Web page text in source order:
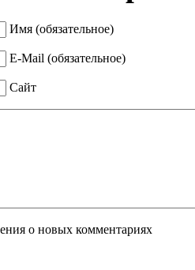
Имя (обязательное)
E-Mail (обязательное)
Сайт
о новых комментариях